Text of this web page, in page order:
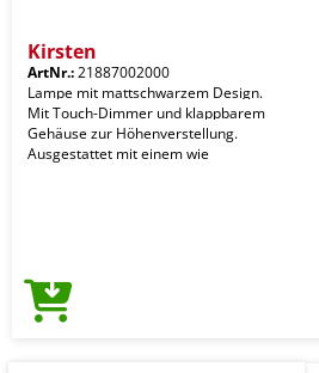
Kirsten
ArtNr.:21887002000
Lampe mit mattschwarzem Design.
Mit Touch-Dimmer und klappbarem
Gehäuse zur Höhenverstellung.
Ausgestattet mit einem wie